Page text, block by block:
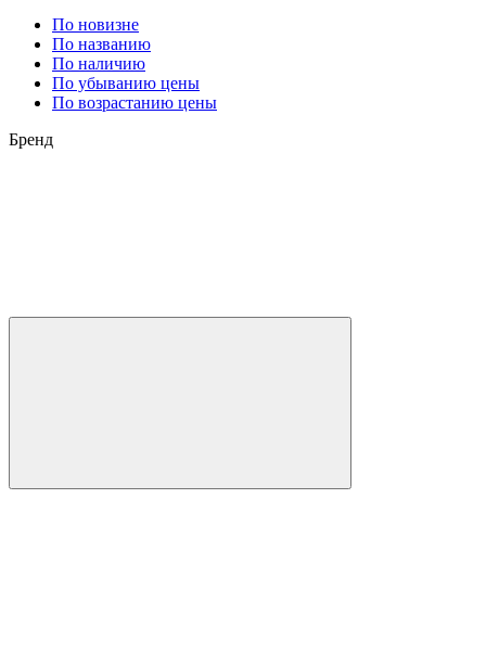
По новизне
По названию
По наличию
По убыванию цены
По возрастанию цены
Бренд